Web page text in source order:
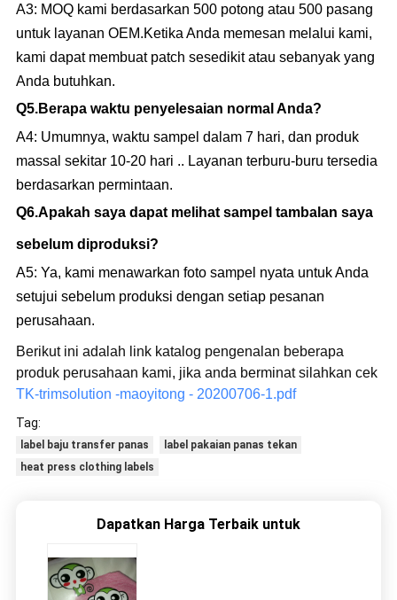
A3: MOQ kami berdasarkan 500 potong atau 500 pasang
untuk layanan OEM.Ketika Anda memesan melalui kami,
kami dapat membuat patch sesedikit atau sebanyak yang
Anda butuhkan.
Q5.Berapa waktu penyelesaian normal Anda?
A4: Umumnya, waktu sampel dalam 7 hari, dan produk
massal sekitar 10-20 hari .. Layanan terburu-buru tersedia
berdasarkan permintaan.
Q6.Apakah saya dapat melihat sampel tambalan saya
sebelum diproduksi?
A5: Ya, kami menawarkan foto sampel nyata untuk Anda
setujui sebelum produksi dengan setiap pesanan
perusahaan.
Berikut ini adalah link katalog pengenalan beberapa
produk perusahaan kami, jika anda berminat silahkan cek
TK-trimsolution -maoyitong - 20200706-1.pdf
Tag:
label baju transfer panas
label pakaian panas tekan
heat press clothing labels
Dapatkan Harga Terbaik untuk